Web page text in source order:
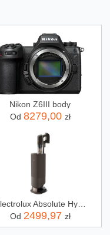
Nikon Z6III body
Od 8279,00 zł
Electrolux Absolute Hygienic 800 EP83HB25WU
Od 2499,97 zł